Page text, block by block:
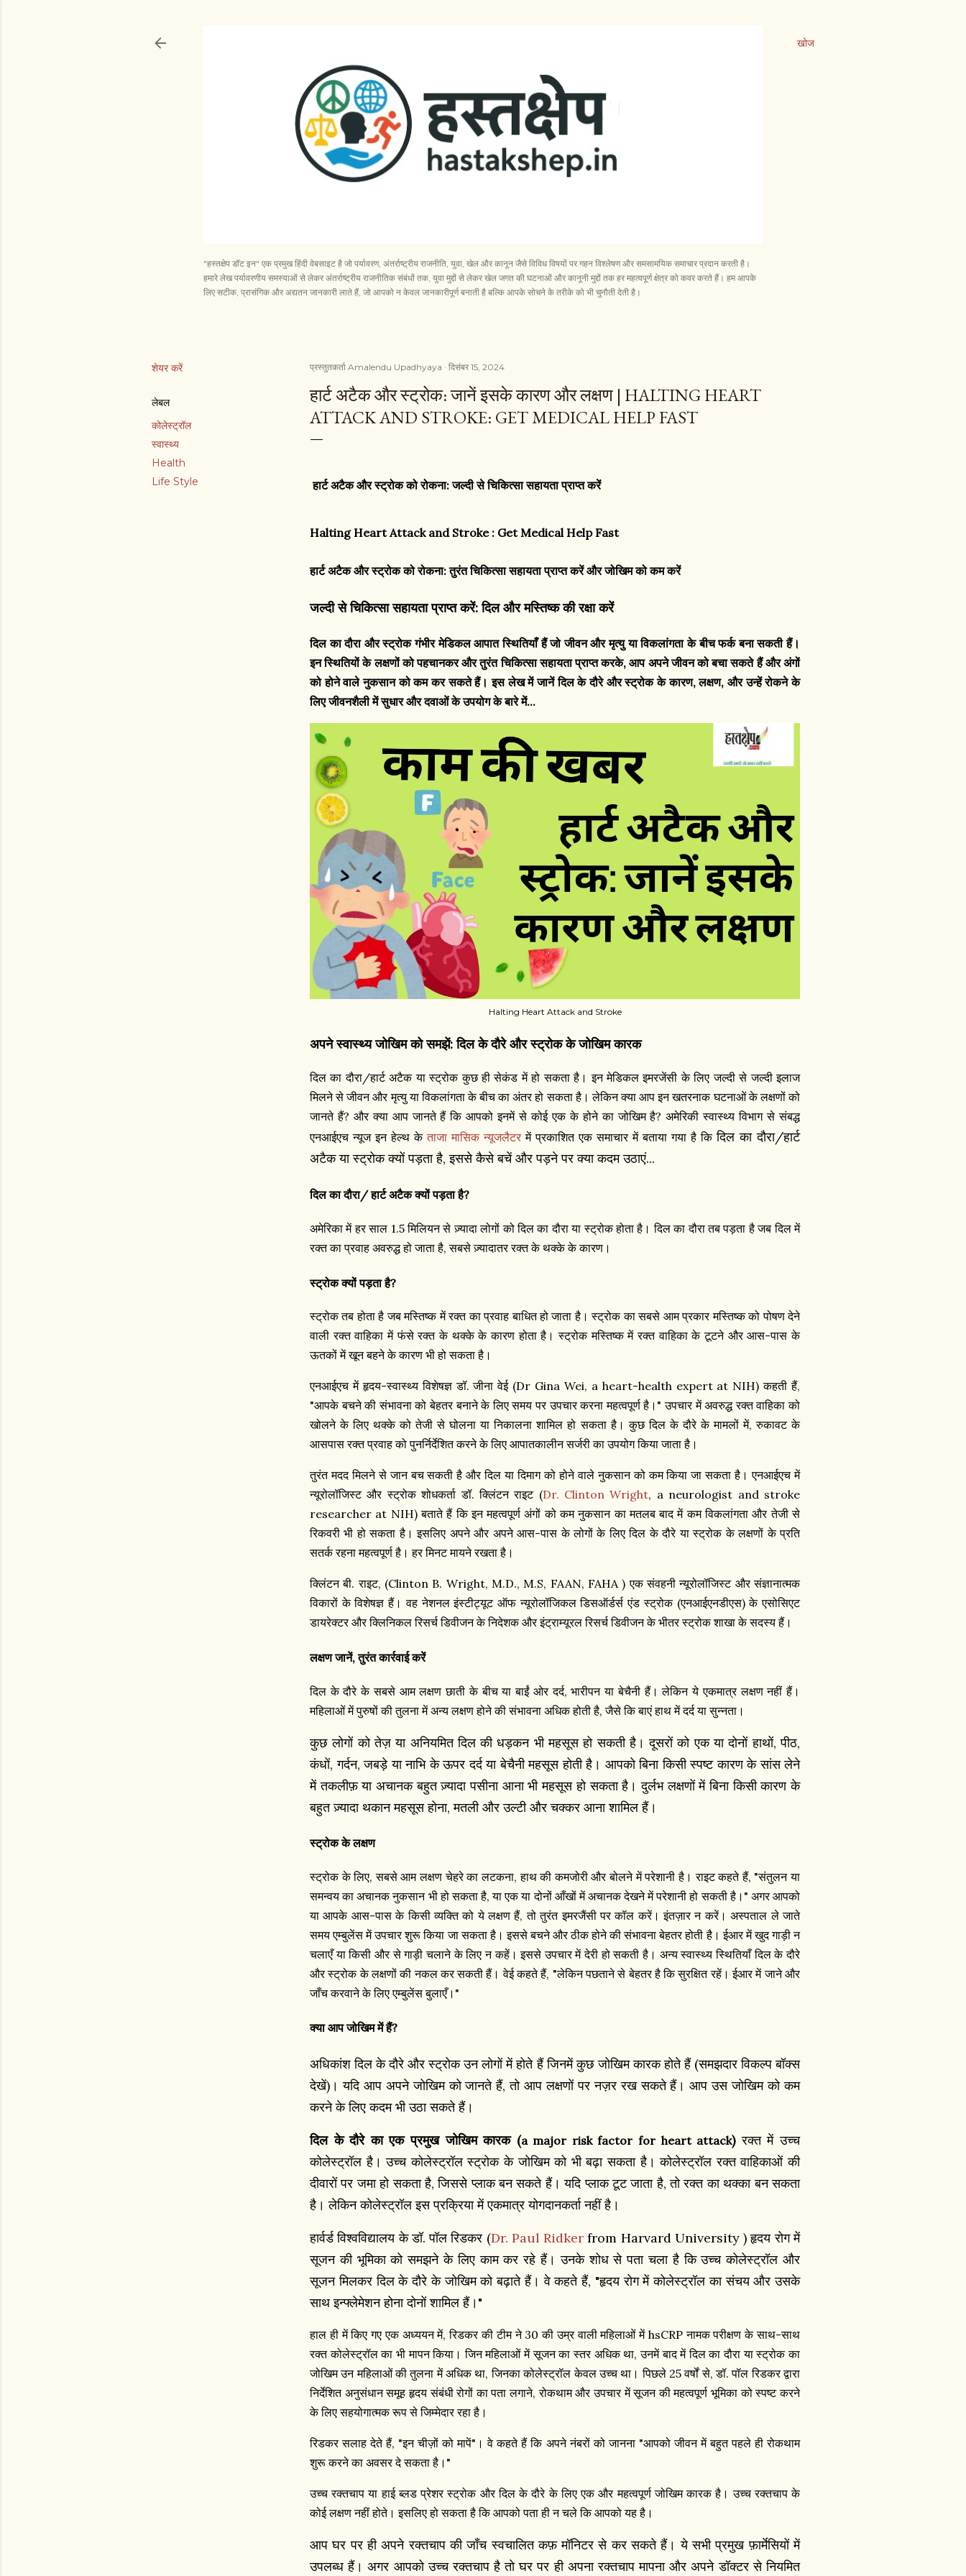
खोज
"हस्तक्षेप डॉट इन" एक प्रमुख हिंदी वेबसाइट है जो पर्यावरण, अंतर्राष्ट्रीय राजनीति, युवा, खेल और कानून जैसे विविध विषयों पर गहन विश्लेषण और समसामयिक समाचार प्रदान करती है।
हमारे लेख पर्यावरणीय समस्याओं से लेकर अंतर्राष्ट्रीय राजनीतिक संबंधों तक, युवा मुद्दों से लेकर खेल जगत की घटनाओं और कानूनी मुद्दों तक हर महत्वपूर्ण क्षेत्र को कवर करते हैं। हम आपके
लिए सटीक, प्रासंगिक और अद्यतन जानकारी लाते हैं, जो आपको न केवल जानकारीपूर्ण बनाती है बल्कि आपके सोचने के तरीके को भी चुनौती देती है।
शेयर करें
लेबल
कोलेस्ट्रॉल
स्वास्थ्य
Health
Life Style
प्रस्तुतकर्ता Amalendu Upadhyaya दिसंबर 15, 2024
हार्ट अटैक और स्ट्रोक: जानें इसके कारण और लक्षण | HALTING HEART
ATTACK AND STROKE: GET MEDICAL HELP FAST
हार्ट अटैक और स्ट्रोक को रोकना: जल्दी से चिकित्सा सहायता प्राप्त करें
Halting Heart Attack and Stroke : Get Medical Help Fast
हार्ट अटैक और स्ट्रोक को रोकना: तुरंत चिकित्सा सहायता प्राप्त करें और जोखिम को कम करें
जल्दी से चिकित्सा सहायता प्राप्त करें: दिल और मस्तिष्क की रक्षा करें
दिल का दौरा और स्ट्रोक गंभीर मेडिकल आपात स्थितियाँ हैं जो जीवन और मृत्यु या विकलांगता के बीच फर्क बना सकती हैं।
इन स्थितियों के लक्षणों को पहचानकर और तुरंत चिकित्सा सहायता प्राप्त करके, आप अपने जीवन को बचा सकते हैं और अंगों
को होने वाले नुकसान को कम कर सकते हैं। इस लेख में जानें दिल के दौरे और स्ट्रोक के कारण, लक्षण, और उन्हें रोकने के
लिए जीवनशैली में सुधार और दवाओं के उपयोग के बारे में...
Halting Heart Attack and Stroke
अपने स्वास्थ्य जोखिम को समझें: दिल के दौरे और स्ट्रोक के जोखिम कारक
दिल का दौरा/हार्ट अटैक या स्ट्रोक कुछ ही सेकंड में हो सकता है। इन मेडिकल इमरजेंसी के लिए जल्दी से जल्दी इलाज
मिलने से जीवन और मृत्यु या विकलांगता के बीच का अंतर हो सकता है। लेकिन क्या आप इन खतरनाक घटनाओं के लक्षणों को
जानते हैं? और क्या आप जानते हैं कि आपको इनमें से कोई एक के होने का जोखिम है? अमेरिकी स्वास्थ्य विभाग से संबद्ध
एनआईएच न्यूज इन हेल्थ केताजा मासिक न्यूजलैटर में प्रकाशित एक समाचार में बताया गया है किदिल का दौरा/हार्ट
अटैक या स्ट्रोक क्यों पड़ता है, इससे कैसे बचें और पड़ने पर क्या कदम उठाएं...
दिल का दौरा/ हार्ट अटैक क्यों पड़ता है?
अमेरिका में हर साल 1.5 मिलियन से ज़्यादा लोगों को दिल का दौरा या स्ट्रोक होता है। दिल का दौरा तब पड़ता है जब दिल में
रक्त का प्रवाह अवरुद्ध हो जाता है, सबसे ज़्यादातर रक्त के थक्के के कारण।
स्ट्रोक क्यों पड़ता है?
स्ट्रोक तब होता है जब मस्तिष्क में रक्त का प्रवाह बाधित हो जाता है। स्ट्रोक का सबसे आम प्रकार मस्तिष्क को पोषण देने
वाली रक्त वाहिका में फंसे रक्त के थक्के के कारण होता है। स्ट्रोक मस्तिष्क में रक्त वाहिका के टूटने और आस-पास के
ऊतकों में खून बहने के कारण भी हो सकता है।
एनआईएच में हृदय-स्वास्थ्य विशेषज्ञ डॉ. जीना वेई (Dr Gina Wei, a heart-health expert at NIH) कहती हैं,
"आपके बचने की संभावना को बेहतर बनाने के लिए समय पर उपचार करना महत्वपूर्ण है।" उपचार में अवरुद्ध रक्त वाहिका को
खोलने के लिए थक्के को तेजी से घोलना या निकालना शामिल हो सकता है। कुछ दिल के दौरे के मामलों में, रुकावट के
आसपास रक्त प्रवाह को पुनर्निर्देशित करने के लिए आपातकालीन सर्जरी का उपयोग किया जाता है।
तुरंत मदद मिलने से जान बच सकती है और दिल या दिमाग को होने वाले नुकसान को कम किया जा सकता है। एनआईएच में
न्यूरोलॉजिस्ट और स्ट्रोक शोधकर्ता डॉ. क्लिंटन राइट (Dr. Clinton Wright, a neurologist and stroke
researcher at NIH) बताते हैं कि इन महत्वपूर्ण अंगों को कम नुकसान का मतलब बाद में कम विकलांगता और तेजी से
रिकवरी भी हो सकता है। इसलिए अपने और अपने आस-पास के लोगों के लिए दिल के दौरे या स्ट्रोक के लक्षणों के प्रति
सतर्क रहना महत्वपूर्ण है। हर मिनट मायने रखता है।
क्लिंटन बी. राइट, (Clinton B. Wright, M.D., M.S, FAAN, FAHA ) एक संवहनी न्यूरोलॉजिस्ट और संज्ञानात्मक
विकारों के विशेषज्ञ हैं। वह नेशनल इंस्टीट्यूट ऑफ न्यूरोलॉजिकल डिसऑर्डर्स एंड स्ट्रोक (एनआईएनडीएस) के एसोसिएट
डायरेक्टर और क्लिनिकल रिसर्च डिवीजन के निदेशक और इंट्राम्यूरल रिसर्च डिवीजन के भीतर स्ट्रोक शाखा के सदस्य हैं।
लक्षण जानें, तुरंत कार्रवाई करें
दिल के दौरे के सबसे आम लक्षण छाती के बीच या बाईं ओर दर्द, भारीपन या बेचैनी हैं। लेकिन ये एकमात्र लक्षण नहीं हैं।
महिलाओं में पुरुषों की तुलना में अन्य लक्षण होने की संभावना अधिक होती है, जैसे कि बाएं हाथ में दर्द या सुन्नता।
कुछ लोगों को तेज़ या अनियमित दिल की धड़कन भी महसूस हो सकती है। दूसरों को एक या दोनों हाथों, पीठ,
कंधों, गर्दन, जबड़े या नाभि के ऊपर दर्द या बेचैनी महसूस होती है। आपको बिना किसी स्पष्ट कारण के सांस लेने
में तकलीफ़ या अचानक बहुत ज़्यादा पसीना आना भी महसूस हो सकता है। दुर्लभ लक्षणों में बिना किसी कारण के
बहुत ज़्यादा थकान महसूस होना, मतली और उल्टी और चक्कर आना शामिल हैं।
स्ट्रोक के लक्षण
स्ट्रोक के लिए, सबसे आम लक्षण चेहरे का लटकना, हाथ की कमजोरी और बोलने में परेशानी है। राइट कहते हैं, "संतुलन या
समन्वय का अचानक नुकसान भी हो सकता है, या एक या दोनों आँखों में अचानक देखने में परेशानी हो सकती है।" अगर आपको
या आपके आस-पास के किसी व्यक्ति को ये लक्षण हैं, तो तुरंत इमरजैंसी पर कॉल करें। इंतज़ार न करें। अस्पताल ले जाते
समय एम्बुलेंस में उपचार शुरू किया जा सकता है। इससे बचने और ठीक होने की संभावना बेहतर होती है। ईआर में खुद गाड़ी न
चलाएँ या किसी और से गाड़ी चलाने के लिए न कहें। इससे उपचार में देरी हो सकती है। अन्य स्वास्थ्य स्थितियाँ दिल के दौरे
और स्ट्रोक के लक्षणों की नकल कर सकती हैं। वेई कहते हैं, "लेकिन पछताने से बेहतर है कि सुरक्षित रहें। ईआर में जाने और
जाँच करवाने के लिए एम्बुलेंस बुलाएँ।"
क्या आप जोखिम में हैं?
अधिकांश दिल के दौरे और स्ट्रोक उन लोगों में होते हैं जिनमें कुछ जोखिम कारक होते हैं (समझदार विकल्प बॉक्स
देखें)। यदि आप अपने जोखिम को जानते हैं, तो आप लक्षणों पर नज़र रख सकते हैं। आप उस जोखिम को कम
करने के लिए कदम भी उठा सकते हैं।
दिल के दौरे का एक प्रमुख जोखिम कारक (a major risk factor for heart attack)रक्त में उच्च
कोलेस्ट्रॉल है। उच्च कोलेस्ट्रॉल स्ट्रोक के जोखिम को भी बढ़ा सकता है। कोलेस्ट्रॉल रक्त वाहिकाओं की
दीवारों पर जमा हो सकता है, जिससे प्लाक बन सकते हैं। यदि प्लाक टूट जाता है, तो रक्त का थक्का बन सकता
है। लेकिन कोलेस्ट्रॉल इस प्रक्रिया में एकमात्र योगदानकर्ता नहीं है।
हार्वर्ड विश्वविद्यालय के डॉ. पॉल रिडकर (Dr. Paul Ridker from Harvard University ) हृदय रोग में
सूजन की भूमिका को समझने के लिए काम कर रहे हैं। उनके शोध से पता चला है कि उच्च कोलेस्ट्रॉल और
सूजन मिलकर दिल के दौरे के जोखिम को बढ़ाते हैं। वे कहते हैं, "हृदय रोग में कोलेस्ट्रॉल का संचय और उसके
साथ इन्फ्लेमेशन होना दोनों शामिल हैं।"
हाल ही में किए गए एक अध्ययन में, रिडकर की टीम ने 30 की उम्र वाली महिलाओं में hsCRP नामक परीक्षण के साथ-साथ
रक्त कोलेस्ट्रॉल का भी मापन किया। जिन महिलाओं में सूजन का स्तर अधिक था, उनमें बाद में दिल का दौरा या स्ट्रोक का
जोखिम उन महिलाओं की तुलना में अधिक था, जिनका कोलेस्ट्रॉल केवल उच्च था।पिछले 25 वर्षों से, डॉ. पॉल रिडकर द्वारा
निर्देशित अनुसंधान समूह हृदय संबंधी रोगों का पता लगाने, रोकथाम और उपचार में सूजन की महत्वपूर्ण भूमिका को स्पष्ट करने
के लिए सहयोगात्मक रूप से जिम्मेदार रहा है।
रिडकर सलाह देते हैं, "इन चीज़ों को मापें"। वे कहते हैं कि अपने नंबरों को जानना "आपको जीवन में बहुत पहले ही रोकथाम
शुरू करने का अवसर दे सकता है।"
उच्च रक्तचाप या हाई ब्लड प्रेशर स्ट्रोक और दिल के दौरे के लिए एक और महत्वपूर्ण जोखिम कारक है। उच्च रक्तचाप के
कोई लक्षण नहीं होते। इसलिए हो सकता है कि आपको पता ही न चले कि आपको यह है।
आप घर पर ही अपने रक्तचाप की जाँच स्वचालित कफ़ मॉनिटर से कर सकते हैं। ये सभी प्रमुख फ़ार्मेसियों में
उपलब्ध हैं। अगर आपको उच्च रक्तचाप है तो घर पर ही अपना रक्तचाप मापना और अपने डॉक्टर से नियमित